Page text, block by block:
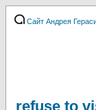
Сайт Андрея
refuse to